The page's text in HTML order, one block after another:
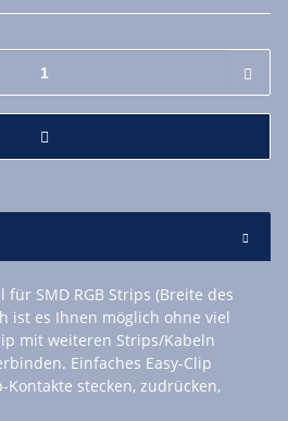
für SMD RGB Strips (Breite des
ist es Ihnen möglich ohne viel
mit weiteren Strips/Kabeln
Einfaches Easy-Clip
Kontakte stecken, zudrücken,